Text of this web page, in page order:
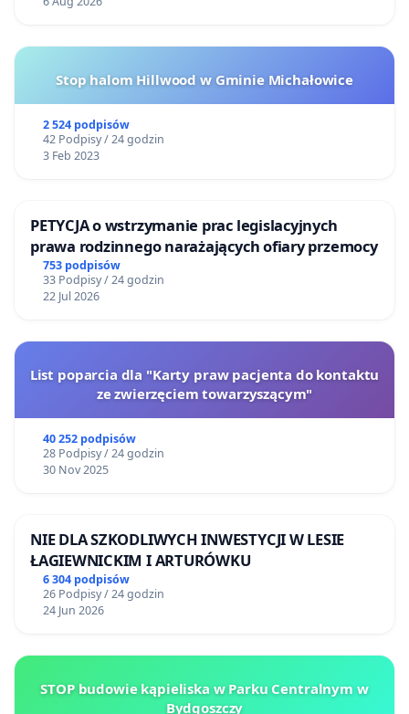
Stop halom Hillwood w Gminie Michałowice
2 524 podpisów
42 Podpisy / 24 godzin
3 Feb 2023
PETYCJA o wstrzymanie prac legislacyjnych
prawa rodzinnego narażających ofiary przemocy
753 podpisów
33 Podpisy / 24 godzin
22 Jul 2026
List poparcia dla "Karty praw pacjenta do kontaktu
ze zwierzęciem towarzyszącym"
40 252 podpisów
28 Podpisy / 24 godzin
30 Nov 2025
NIE DLA SZKODLIWYCH INWESTYCJI W LESIE
ŁAGIEWNICKIM I ARTURÓWKU
6 304 podpisów
26 Podpisy / 24 godzin
24 Jun 2026
STOP budowie kąpieliska w Parku Centralnym w
Bydgoszczy